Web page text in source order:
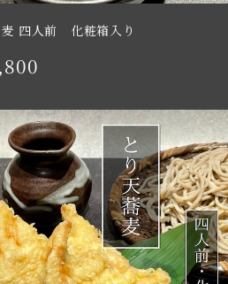
四人前 化粧箱入り